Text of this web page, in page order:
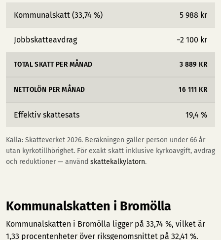
Kommunalskatt (33,74 %) 5 988 kr
Jobbskatteavdrag −2 100 kr
TOTAL SKATT PER MÅNAD 3 889 KR
NETTOLÖN PER MÅNAD 16 111 KR
Effektiv skattesats 19,4 %
Källa: Skatteverket 2026. Beräkningen gäller person under 66 år
utan kyrkotillhörighet. För exakt skatt inklusive kyrkoavgift, avdrag
och reduktioner — använd skattekalkylatorn.
Kommunalskatten i Bromölla
Kommunalskatten i Bromölla ligger på 33,74 %, vilket är
1,33 procentenheter över riksgenomsnittet på 32,41 %.